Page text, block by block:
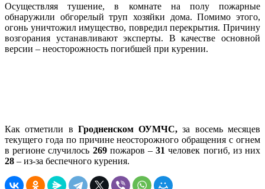
Осуществляя тушение, в комнате на полу пожарные
обнаружили обгорелый труп хозяйки дома. Помимо этого,
огонь уничтожил имущество, повредил перекрытия. Причину
возгорания устанавливают эксперты. В качестве основной
версии – неосторожность погибшей при курении.
Как отметили в Гродненском ОУМЧС, за восемь месяцев
текущего года по причине неосторожного обращения с огнем
в регионе случилось 269пожаров – 31 человек погиб, из них
28 – из-за беспечного курения.